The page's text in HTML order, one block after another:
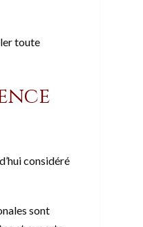
toute
considéré
sont